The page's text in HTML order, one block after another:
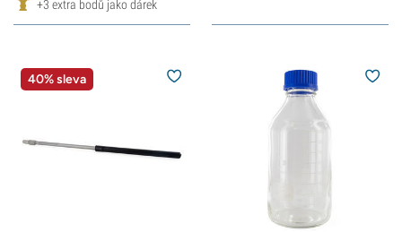
+3 extra bodů jako dárek
40% sleva